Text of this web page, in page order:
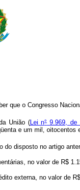
que o Congresso
União (Lei n°9.969, de
e um mil,
disposto no artigo
no valor de R$
externa, no valor de